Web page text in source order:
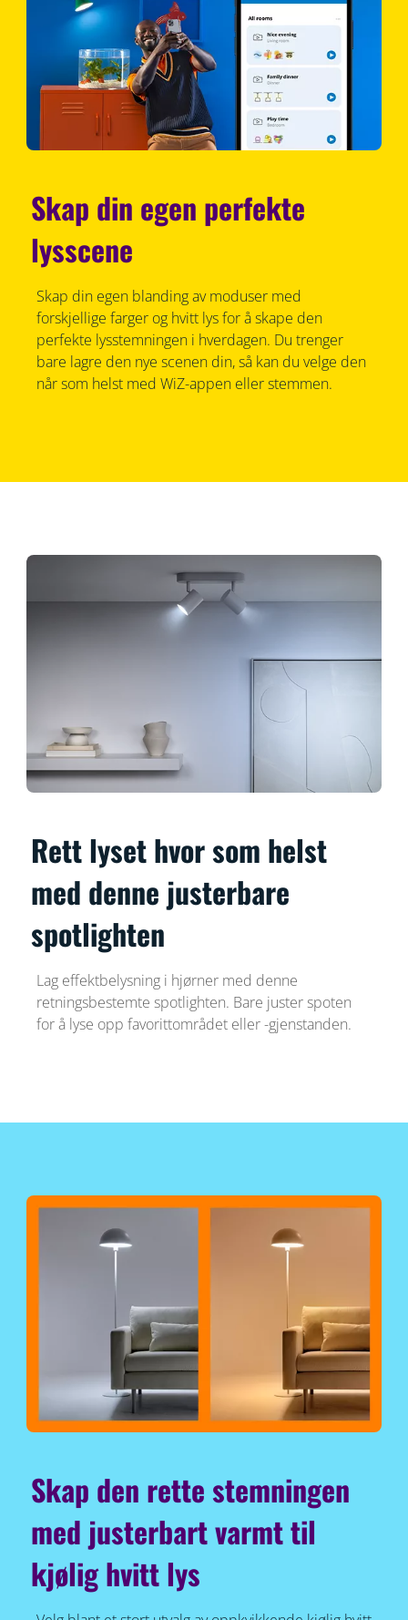
Skap din egen perfekte
lysscene
Skap din egen blanding av moduser med
forskjellige farger og hvitt lys for å skape den
perfekte lysstemningen i hverdagen. Du trenger
bare lagre den nye scenen din, så kan du velge den
når som helst med WiZ-appen eller stemmen.
Rett lyset hvor som helst
med denne justerbare
spotlighten
Lag effektbelysning i hjørner med denne
retningsbestemte spotlighten. Bare juster spoten
for å lyse opp favorittområdet eller -gjenstanden.
Skap den rette stemningen
med justerbart varmt til
kjølig hvitt lys